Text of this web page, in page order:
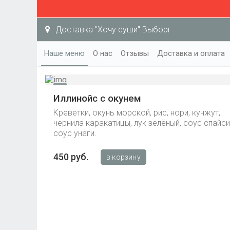
Доставка "Хочу суши" Выборг
Наше меню О нас Отзывы Доставка и оплата
Иллинойс с окунем
Креветки, окунь морской, рис, нори, кунжут,
чернила каракатицы, лук зелёный, соус
соус унаги.
450 руб. в корзину